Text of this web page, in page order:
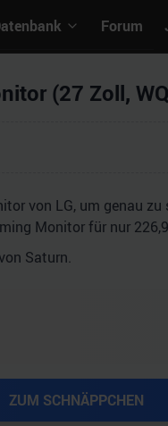
Forum
(27 Zoll,
von LG, um genau
Monitor für nur
Saturn.
ZUM SCHNÄPPCHEN